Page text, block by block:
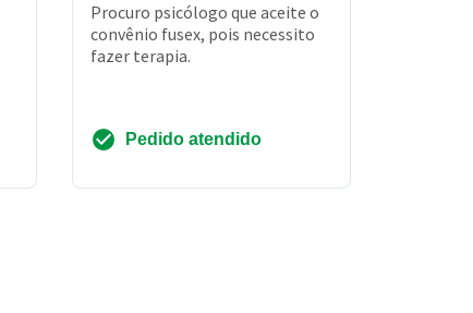
Procuro psicólogo que aceite o
convênio fusex, pois necessito
fazer terapia.
Pedido atendido